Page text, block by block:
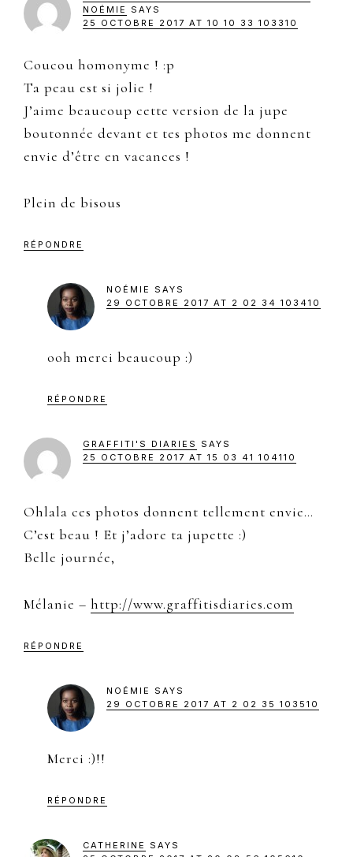
NOÉMIE
SAYS
25 OCTOBRE 2017 AT 10 10 33 103310
Coucou homonyme ! :p
Ta peau est si jolie !
J’aime beaucoup cette version de la jupe
boutonnée devant et tes photos me donnent
envie d’être en vacances !
Plein de bisous
RÉPONDRE
NOÉMIE
SAYS
29 OCTOBRE 2017 AT 2 02 34 103410
ooh merci beaucoup :)
RÉPONDRE
GRAFFITI'S DIARIES
SAYS
25 OCTOBRE 2017 AT 15 03 41 104110
Ohlala ces photos donnent tellement envie…
C’est beau ! Et j’adore ta jupette :)
Belle journée,
Mélanie – http://www.graffitisdiaries.com
RÉPONDRE
NOÉMIE
SAYS
29 OCTOBRE 2017 AT 2 02 35 103510
Merci :)!!
RÉPONDRE
CATHERINE
SAYS